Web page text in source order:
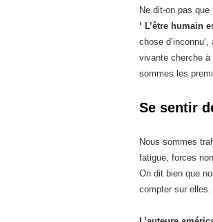
Ne dit-on pas que
‘ L’être humain
chose
vivante cherche à
sommes les
Se sentir
Nous sommes
fatigue, forces
On dit bien que
compter sur elles.